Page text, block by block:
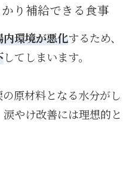
り補給できる食事
環境が悪化するため、
してしまいます。
原材料となる水分がし
やけ改善には理想的と